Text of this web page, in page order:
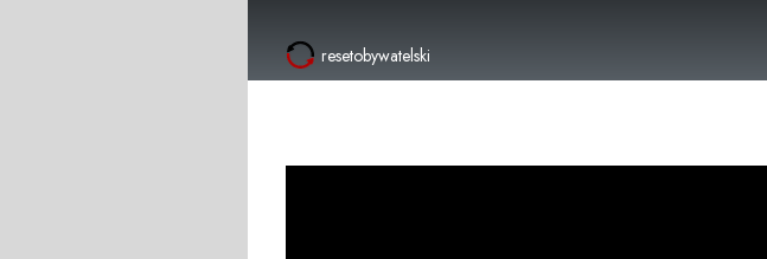
resetobywatelski